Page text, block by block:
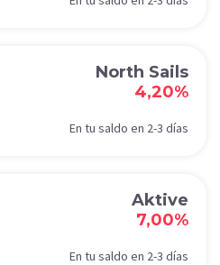
North Sails
4,20%
En tu saldo en 2-3 días
Aktive
7,00%
En tu saldo en 2-3 días